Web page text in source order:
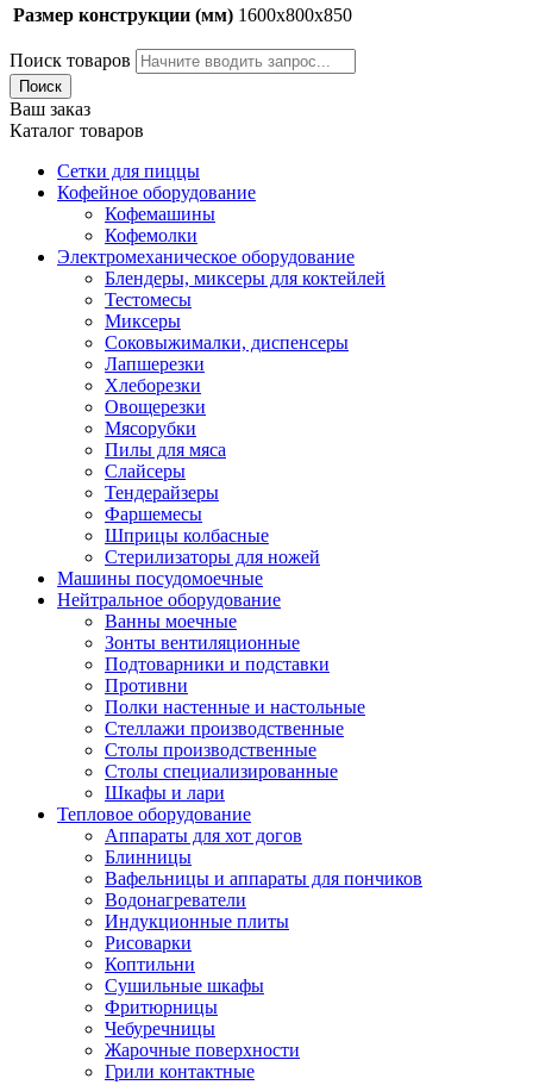
Размер конструкции (мм) 1600х800х850
Поиск товаров
Поиск
Ваш заказ
Каталог товаров
Сетки для пиццы
Кофейное оборудование
Кофемашины
Кофемолки
Электромеханическое оборудование
Блендеры, миксеры для коктейлей
Тестомесы
Миксеры
Соковыжималки, диспенсеры
Лапшерезки
Хлеборезки
Овощерезки
Мясорубки
Пилы для мяса
Слайсеры
Тендерайзеры
Фаршемесы
Шприцы колбасные
Стерилизаторы для ножей
Машины посудомоечные
Нейтральное оборудование
Ванны моечные
Зонты вентиляционные
Подтоварники и подставки
Противни
Полки настенные и настольные
Стеллажи производственные
Столы производственные
Столы специализированные
Шкафы и лари
Тепловое оборудование
Аппараты для хот догов
Блинницы
Вафельницы и аппараты для пончиков
Водонагреватели
Индукционные плиты
Рисоварки
Коптильни
Сушильные шкафы
Фритюрницы
Чебуречницы
Жарочные поверхности
Грили контактные